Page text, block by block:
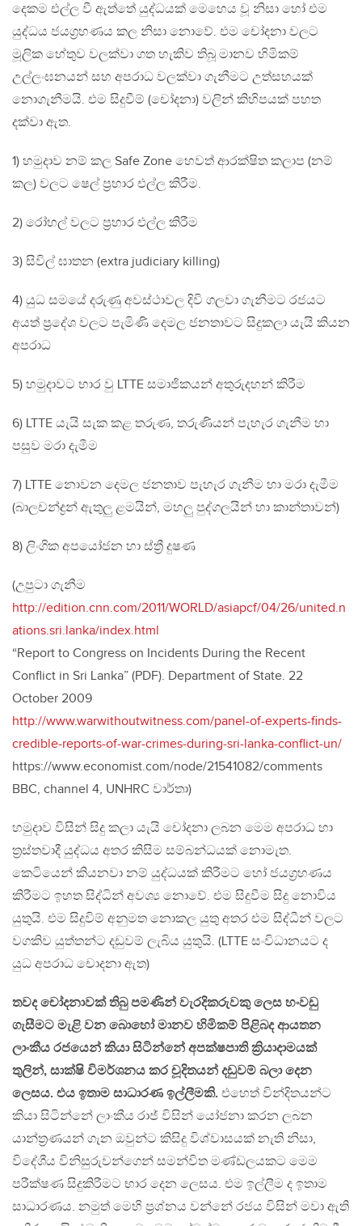
දෙකම එල්ල වී ඇත්තේ යුද්ධයක් මෙහෙය වූ නිසා හෝ එම
යුද්ධය ජයග්‍රහණය කල නිසා නොවේ. එම චෝදනා වලට
මූලික හේතුව වලක්වා ගත හැකිව තිබූ මානව හිමිකම්
උල්ලංඝනයන් සහ අපරාධ වලක්වා ගැනීමට උත්සහයක්
නොගැනීමයි. එම සිදුවීම් (චෝදනා) වලින් කිහිපයක් පහත
දක්වා ඇත.
1) හමුදාව නම් කල Safe Zone හෙවත් ආරක්ෂිත කලාප (නම්
කල) වලට ෂෙල් ප්‍රහාර එල්ල කිරීම.
2) රෝහල් වලට ප්‍රහාර එල්ල කිරීම
3) සිවිල් ඝාතන (extra judiciary killing)
4) යුධ සමයේ දරුණු අවස්ථාවල දිවි ගලවා ගැනීමට රජයට
අයත් ප්‍රදේශ වලට පැමිණි දෙමල ජනතාවට සිදුකලා යැයි කියන
අපරාධ
5) හමුදාවට භාර වු LTTE සමාජිකයන් අතුරුදහන් කිරීම
6) LTTE යැයි සැක කළ තරුණ, තරුණියන් පැහැර ගැනීම හා
පසුව මරා දැමීම
7) LTTE නොවන දෙමල ජනතාව පැහැර ගැනීම හා මරා දැමීම
(බාලචන්ද්‍රන් ඇතුලු ළමයින්, මහලු පුද්ගලයින් හා කාන්තාවන්)
8) ලිංගික අපයෝජන හා ස්ත්‍රී දුෂණ
(උපුටා ගැනීම
http://edition.cnn.com/2011/WORLD/asiapcf/04/26/united.n
ations.sri.lanka/index.html
“Report to Congress on Incidents During the Recent
Conflict in Sri Lanka” (PDF). Department of State. 22
October 2009
http://www.warwithoutwitness.com/panel-of-experts-finds-
credible-reports-of-war-crimes-during-sri-lanka-conflict-un/
https://www.economist.com/node/21541082/comments
BBC, channel 4, UNHRC වාර්තා)
හමුදාව විසින් සිදු කලා යැයි චෝදනා ලබන මෙම අපරාධ හා
ත්‍රස්තවාදී යුද්ධය අතර කිසිම සම්බන්ධයක් නොමැත.
කෙටියෙන් කියනවා නම් යුද්ධයක් කිරීමට හෝ ජයග්‍රහණය
කිරීමට ඉහත සිද්ධින් අවශ්‍ය නොවේ. එම සිදුවීම සිදු නොවිය
යුතුයි. එම සිදුවිම් අනුමත නොකල යුතු අතර එම සිද්ධීන් වලට
වගකිව යුත්තන්ට දඩුවම් ලැබිය යුතුයි. (LTTE සංවිධානයට ද
යුධ අපරාධ චොදනා ඇත)
තවද චෝදනාවක් තිබු පමණින් වැරදිකරුවකු ලෙස හංවඩු
ගැසීමට මැළි වන බොහෝ මානව හිමිකම් පිළිබද ආයතන
ලාංකීය රජයෙන් කියා සිටින්නේ අපක්ෂපාති ක්‍රියාදාමයක්
තුලින්, සාක්ෂි විමර්ශනය කර චූදිතයන් දඩුවම් බලා දෙන
ලෙසය. එය ඉතාම සාධාරණ ඉල්ලීමකි. එහෙත් වින්දිතයන්ට
කියා සිටින්නේ ලාංකීය රාජ්‍ විසින් යෝජනා කරන ලබන
යාන්ත්‍රණයන් ගැන ඔවුන්ට කිසිදු විශ්වාසයක් නැති නිසා,
විදේශීය විනිසුරුවන්ගෙන් සමන්විත මණ්ඩලයකට මෙම
පරීක්ෂණ සිදුකිරීමට භාර දෙන ලෙසය. එම ඉල්ලීම ද ඉතාම
සාධාරණය. නමුත් මෙහි ප්‍රශ්නය වන්නේ රජය විසින් මවා ඇති